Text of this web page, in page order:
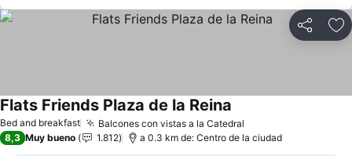
Compartir
Bed and breakfast Balcones con vistas a la Catedral
Flats Friends Plaza de la Reina
8,3 Muy bueno 1.812 a 0.3 km de: Centro de la ciudad